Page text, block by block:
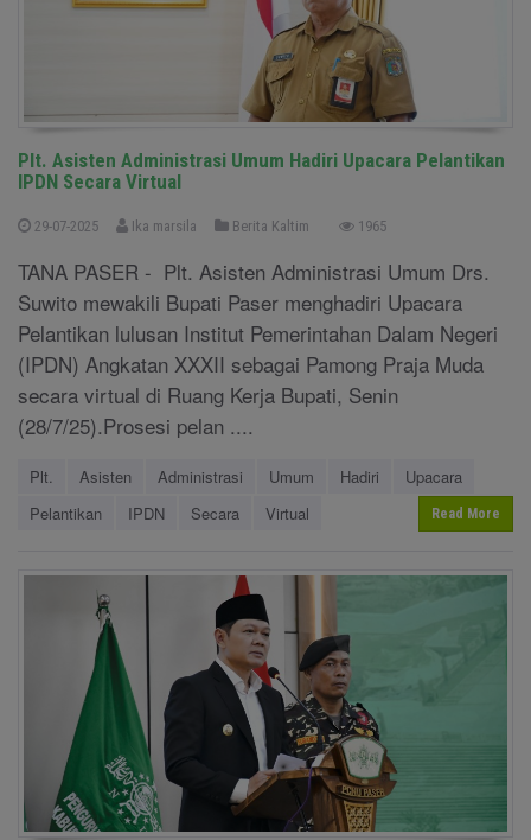
Plt. Asisten Administrasi Umum Hadiri Upacara Pelantikan
IPDN Secara Virtual
29-07-2025 Ika marsila Berita Kaltim 1965
TANA PASER - Plt. Asisten Administrasi Umum Drs.
Suwito mewakili Bupati Paser menghadiri Upacara
Pelantikan lulusan Institut Pemerintahan Dalam Negeri
(IPDN) Angkatan XXXII sebagai Pamong Praja Muda
secara virtual di Ruang Kerja Bupati, Senin
(28/7/25).Prosesi pelan ....
Plt. Asisten Administrasi Umum Hadiri
Upacara
Pelantikan
IPDN Secara Virtual Read More